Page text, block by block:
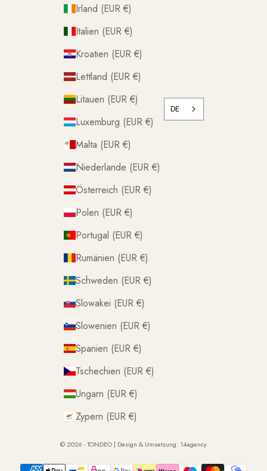
Irland (EUR €)
Italien (EUR €)
Kroatien (EUR €)
Lettland (EUR €)
Litauen (EUR €)
Luxemburg (EUR €)
Malta (EUR €)
Niederlande (EUR €)
Österreich (EUR €)
Polen (EUR €)
Portugal (EUR €)
Rumänien (EUR €)
Schweden (EUR €)
Slowakei (EUR €)
Slowenien (EUR €)
Spanien (EUR €)
Tschechien (EUR €)
Ungarn (EUR €)
Zypern (EUR €)
DE
© 2026 - TONDEO | Design & Umsetzung: 14agency